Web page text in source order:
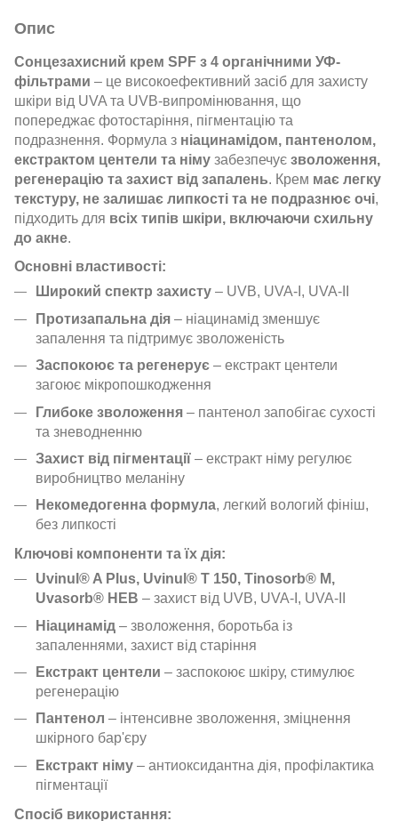
Опис
Сонцезахисний крем SPF з 4 органічними УФ-
фільтрами – це високоефективний засіб для захисту
шкіри від UVA та UVB-випромінювання, що
попереджає фотостаріння, пігментацію та
подразнення. Формула з ніацинамідом, пантенолом,
екстрактом центели та німу забезпечує зволоження,
регенерацію та захист від запалень. Крем має легку
текстуру, не залишає липкості та не подразнює очі,
підходить для всіх типів шкіри, включаючи схильну
до акне.
Основні властивості:
Широкий спектр захисту – UVB, UVA-I, UVA-II
Протизапальна дія – ніацинамід зменшує
запалення та підтримує зволоженість
Заспокоює та регенерує – екстракт центели
загоює мікропошкодження
Глибоке зволоження – пантенол запобігає сухості
та зневодненню
Захист від пігментації – екстракт німу регулює
виробництво меланіну
Некомедогенна формула, легкий вологий фініш,
без липкості
Ключові компоненти та їх дія:
Uvinul® A Plus, Uvinul® T 150, Tinosorb® M,
Uvasorb® HEB – захист від UVB, UVA-I, UVA-II
Ніацинамід – зволоження, боротьба із
запаленнями, захист від старіння
Екстракт центели – заспокоює шкіру, стимулює
регенерацію
Пантенол – інтенсивне зволоження, зміцнення
шкірного бар'єру
Екстракт німу – антиоксидантна дія, профілактика
пігментації
Спосіб використання: